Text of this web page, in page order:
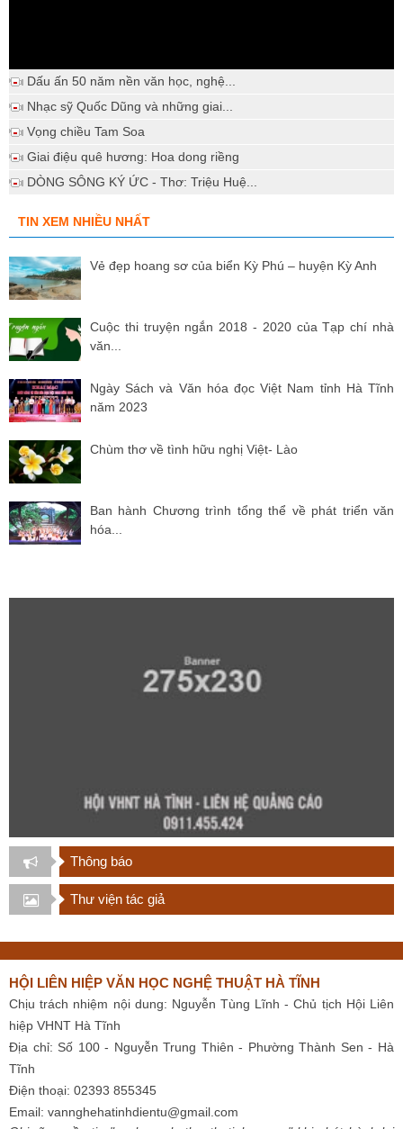
Dấu ấn 50 năm nền văn học, nghệ...
Nhạc sỹ Quốc Dũng và những giai...
Vọng chiều Tam Soa
Giai điệu quê hương: Hoa dong riềng
DÒNG SÔNG KÝ ỨC - Thơ: Triệu Huệ...
TIN XEM NHIỀU NHẤT
Vẻ đẹp hoang sơ của biển Kỳ Phú – huyện Kỳ Anh
Cuộc thi truyện ngắn 2018 - 2020 của Tạp chí nhà
văn...
Ngày Sách và Văn hóa đọc Việt Nam tỉnh Hà Tĩnh
năm 2023
Chùm thơ về tình hữu nghị Việt- Lào
Ban hành Chương trình tổng thể về phát triển văn
hóa...
Thông báo
Thư viện tác giả
HỘI LIÊN HIỆP VĂN HỌC NGHỆ THUẬT HÀ TĨNH
Chịu trách nhiệm nội dung: Nguyễn Tùng Lĩnh - Chủ tịch Hội Liên
hiệp VHNT Hà Tĩnh
Địa chỉ: Số 100 - Nguyễn Trung Thiên - Phường Thành Sen - Hà
Tĩnh
Điện thoại: 02393 855345
Email: vannghehatinhdientu@gmail.com